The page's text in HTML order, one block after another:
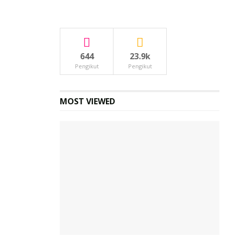
644
Pengikut
23.9k
Pengikut
MOST VIEWED